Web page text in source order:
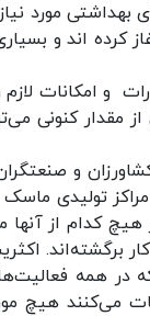
بهداشتی مورد
کرده اند و
و امکانات
مقدار کنونی
و
مراکز تولیدی
کدام از آنها
برگشته‌اند.
در همه
می‌کنند هیچ